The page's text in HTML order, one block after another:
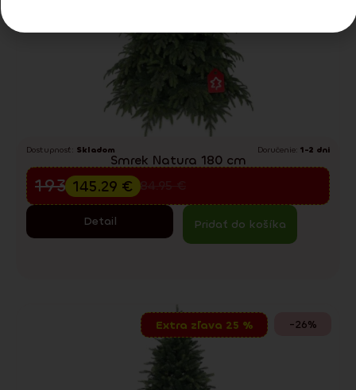
Dostupnosť: Skladom Doručenie: 1-2 dni
Smrek Natura 180 cm
Predvianočný výpredaj
284.95
193.72€
145.29 €
Detail Pridať do košíka
-26%
Extra zľava 25 %